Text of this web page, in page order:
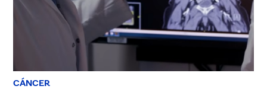
CÁNCER